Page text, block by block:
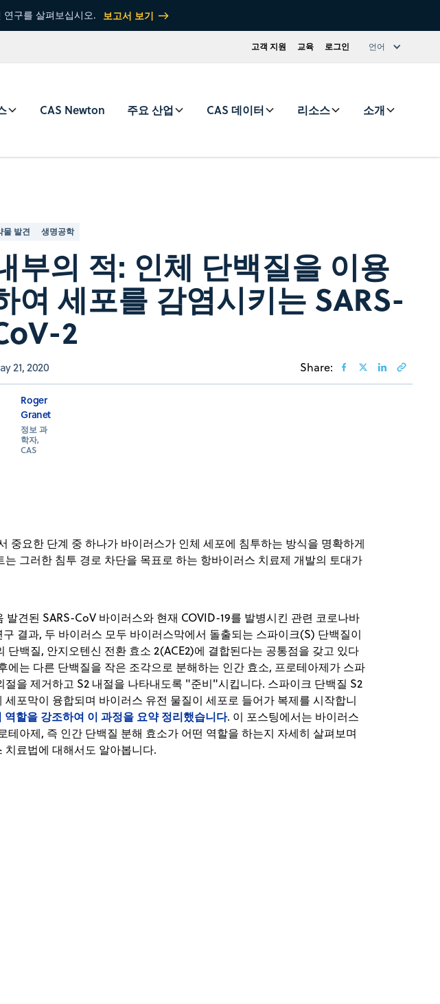
구를 살펴보십시오. 보고서 보기
고객 지원 교육 로그인 언어
CAS Newton 주요 산업 CAS 데이터 리소스 소개
물 발견 생명공학
부의 적: 인체 단백질을 이용
여 세포를 감염시키는 SARS-
2
21, 2020 Share:
Roger
Granet
정보 과
학자,
CAS
중요한 단계 중 하나가 바이러스가 인체 세포에 침투하는 방식을 명확하게
그러한 침투 경로 차단을 목표로 하는 항바이러스 치료제 개발의 토대가
발견된 SARS-CoV 바이러스와 현재 COVID-19를 발병시킨 관련 코로나바
결과, 두 바이러스 모두 바이러스막에서 돌출되는 스파이크(S) 단백질이
단백질, 안지오텐신 전환 효소 2(ACE2)에 결합된다는 공통점을 갖고 있다
에는 다른 단백질을 작은 조각으로 분해하는 인간 효소, 프로테아제가 스파
절을 제거하고 S2 내절을 나타내도록 "준비"시킵니다. 스파이크 단백질 S2
포막이 융합되며 바이러스 유전 물질이 세포로 들어가 복제를 시작합니
역할을 강조하여 이 과정을 요약 정리했습니다. 이 포스팅에서는 바이러스
테아제, 즉 인간 단백질 분해 효소가 어떤 역할을 하는지 자세히 살펴보며
료법에 대해서도 알아봅니다.